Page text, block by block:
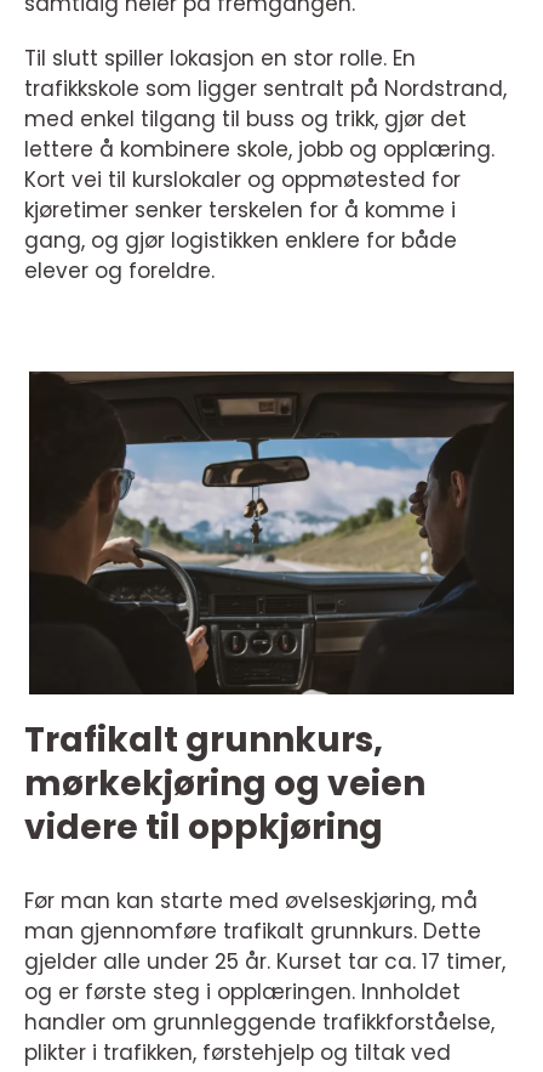
Til slutt spiller lokasjon en stor rolle. En
trafikkskole som ligger sentralt på Nordstrand,
med enkel tilgang til buss og trikk, gjør det
lettere å kombinere skole, jobb og opplæring.
Kort vei til kurslokaler og oppmøtested for
kjøretimer senker terskelen for å komme i
gang, og gjør logistikken enklere for både
elever og foreldre.
Trafikalt grunnkurs,
mørkekjøring og veien
videre til oppkjøring
Før man kan starte med øvelseskjøring, må
man gjennomføre trafikalt grunnkurs. Dette
gjelder alle under 25 år. Kurset tar ca. 17 timer,
og er første steg i opplæringen. Innholdet
handler om grunnleggende trafikkforståelse,
plikter i trafikken, førstehjelp og tiltak ved